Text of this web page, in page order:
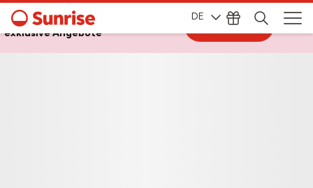
DE
Melde dich bei My Sunrise an, für
exklusive Angebote
Zum Login